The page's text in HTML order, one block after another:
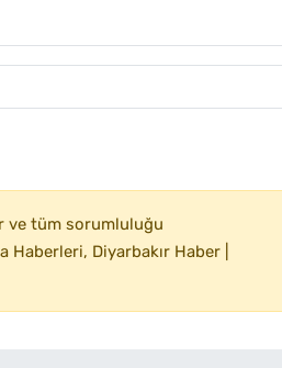
ve tüm sorumluluğu
Diyarbakır Haber |